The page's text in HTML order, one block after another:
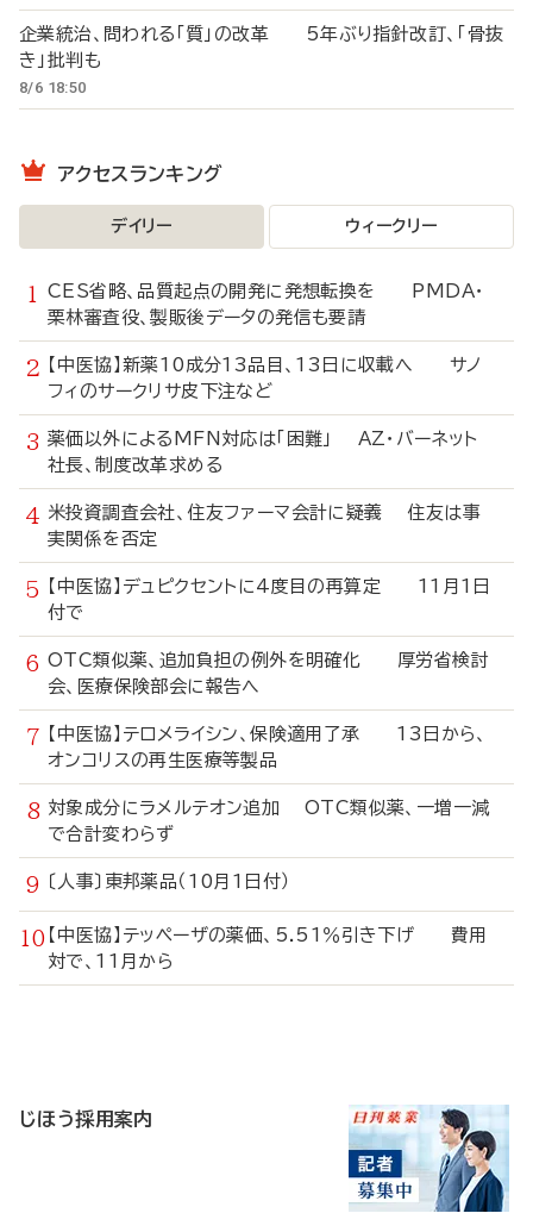
企業統治、問われる「質」の改革 5年ぶり指針改訂、「骨抜
き」批判も
8/6 18:50
アクセスランキング
デイリー ウィークリー
CES省略、品質起点の開発に発想転換を PMDA・
栗林審査役、製販後データの発信も要請
【中医協】新薬10成分13品目、13日に収載へ サノ
フィのサークリサ皮下注など
薬価以外によるMFN対応は「困難」 AZ・バーネット
社長、制度改革求める
米投資調査会社、住友ファーマ会計に疑義 住友は事
実関係を否定
【中医協】デュピクセントに4度目の再算定 11月1日
付で
OTC類似薬、追加負担の例外を明確化 厚労省検討
会、医療保険部会に報告へ
【中医協】テロメライシン、保険適用了承 13日から、
オンコリスの再生医療等製品
対象成分にラメルテオン追加 OTC類似薬、一増一減
で合計変わらず
〔人事〕東邦薬品（10月1日付）
【中医協】テッペーザの薬価、5.51％引き下げ 費用
対で、11月から
じほう採用案内